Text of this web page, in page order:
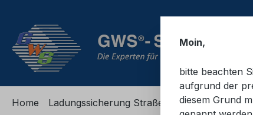
Home Ladungssicherung Straße
Moin,
bitte beachten
aufgrund der
diesem Grund